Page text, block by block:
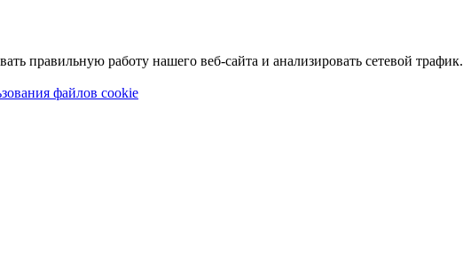
правильную работу нашего веб-сайта и анализировать сетевой трафик.
файлов cookie